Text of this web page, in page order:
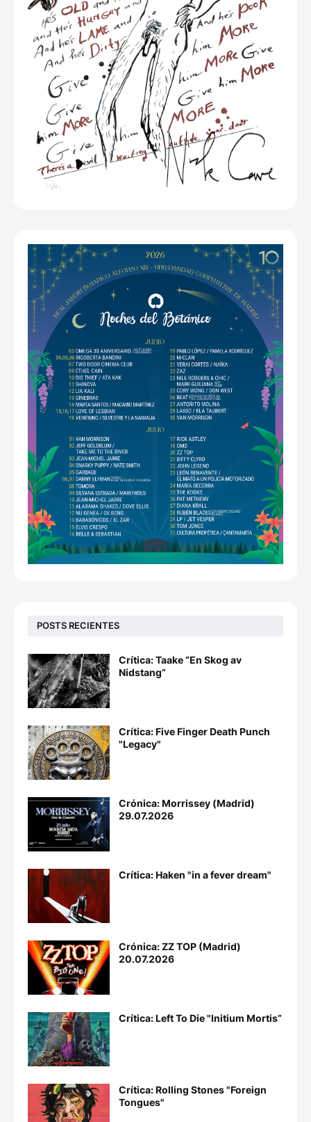
POSTS RECIENTES
Crítica: Taake “En Skog av
Nidstang”
Crítica: Five Finger Death Punch
"Legacy"
Crónica: Morrissey (Madrid)
29.07.2026
Crítica: Haken "in a fever dream"
Crónica: ZZ TOP (Madrid)
20.07.2026
Crítica: Left To Die "Initium Mortis”
Crítica: Rolling Stones "Foreign
Tongues"